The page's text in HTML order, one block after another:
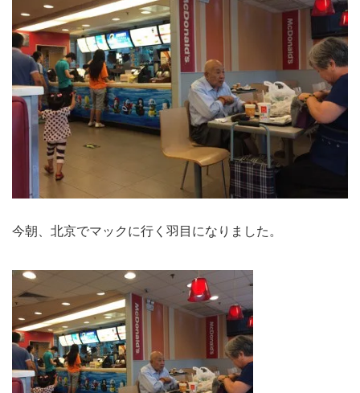
今朝、北京でマックに行く羽目になりました。